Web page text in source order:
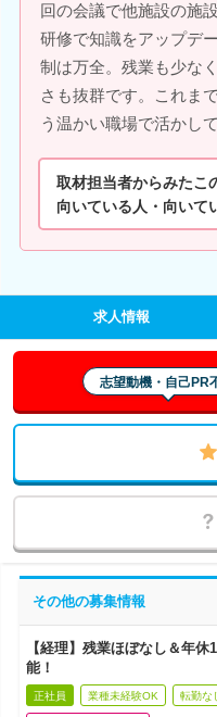
回の会議で他施設の施
研修で知識をアップデ
制は万全。残業も少な
さも抜群です。これま
う温かい職場で活かし
取材担当者からみたこ
向いている人・向いて
求人情報
志望動機・自己PR
その他の募集情報
【経理】残業ほぼなし＆年
能！
正社員 業種未経験OK 転勤な